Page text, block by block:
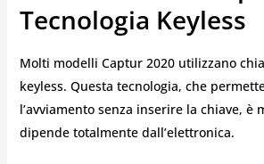
Tecnologia Keyless
Molti modelli Captur 2020 utilizzano
keyless. Questa tecnologia, che
l’avviamento senza inserire la chiave, è
dipende totalmente dall’elettronica.